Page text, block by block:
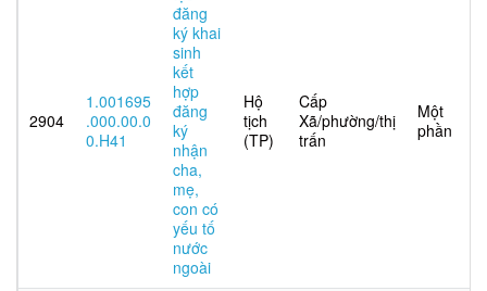
2904
1.001695
.000.00.0
0.H41
đăng
ký khai
sinh
kết
hợp
đăng
ký
nhận
cha,
mẹ,
con có
yếu tố
nước
ngoài
Hộ
tịch
(TP)
Cấp
Xã/phường/thị
trấn
Một
phần